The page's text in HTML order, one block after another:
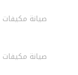
صيانة مكيفات
صيانة مكيفات